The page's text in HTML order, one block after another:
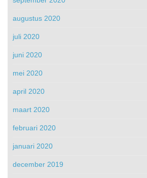
augustus 2020
juli 2020
juni 2020
mei 2020
april 2020
maart 2020
februari 2020
januari 2020
december 2019